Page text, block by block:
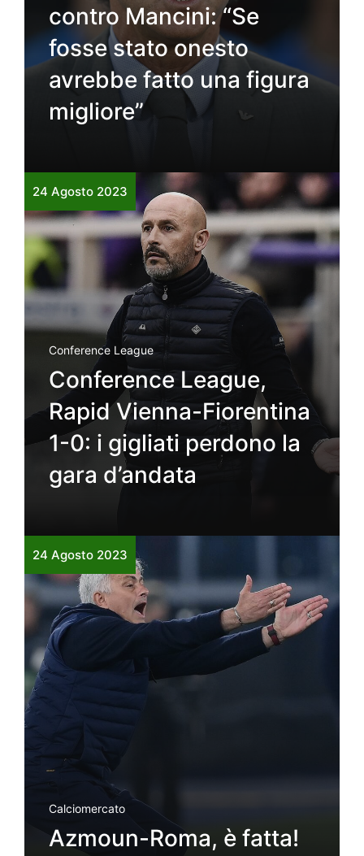
contro Mancini: “Se
fosse stato onesto
avrebbe fatto una figura
migliore”
24 Agosto 2023
Conference League
Conference League,
Rapid Vienna-Fiorentina
1-0: i gigliati perdono la
gara d’andata
24 Agosto 2023
Calciomercato
Azmoun-Roma, è fatta!